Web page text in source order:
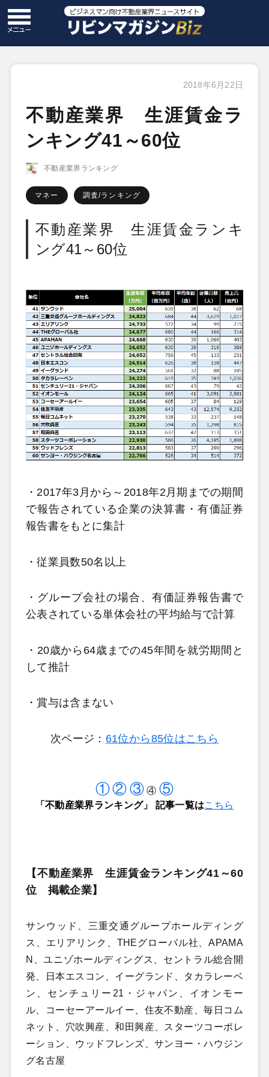
2018年6月22日
不動産業界 生涯賃金ラ
ンキング41～60位
不動産業界ランキング
マネー 調査/ランキング
不動産業界 生涯賃金ランキ
ング41～60位
・2017年3月から～2018年2月期までの期間
で報告されている企業の決算書・有価証券
報告書をもとに集計
・従業員数50名以上
・グループ会社の場合、有価証券報告書で
公表されている単体会社の平均給与で計算
・20歳から64歳までの45年間を就労期間と
して推計
・賞与は含まない
次ページ： 61位から85位はこちら
①②③ ④⑤
「不動産業界ランキング」 記事一覧はこちら
【不動産業界 生涯賃金ランキング41～60
位 掲載企業】
サンウッド、三重交通グループホールディング
ス、エリアリンク、THEグローバル社、APAMA
N、ユニゾホールディングス、セントラル総合開
発、日本エスコン、イーグランド、タカラレーベ
ン、センチュリー21・ジャパン、イオンモー
ル、コーセーアールイー、住友不動産、毎日コム
ネット、穴吹興産、和田興産、スターツコーポレ
ーション、ウッドフレンズ、サンヨー・ハウジン
グ名古屋